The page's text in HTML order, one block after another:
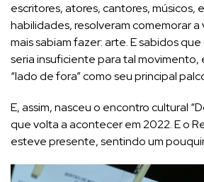
escritores, atores, cantores, músicos,
habilidades, resolveram comemorar
mais sabiam fazer: arte. E sabidos
seria insuficiente para tal movimento,
“lado de fora” como seu principal
E, assim, nasceu o encontro cultural
que volta a acontecer em 2022. E o
esteve presente, sentindo um